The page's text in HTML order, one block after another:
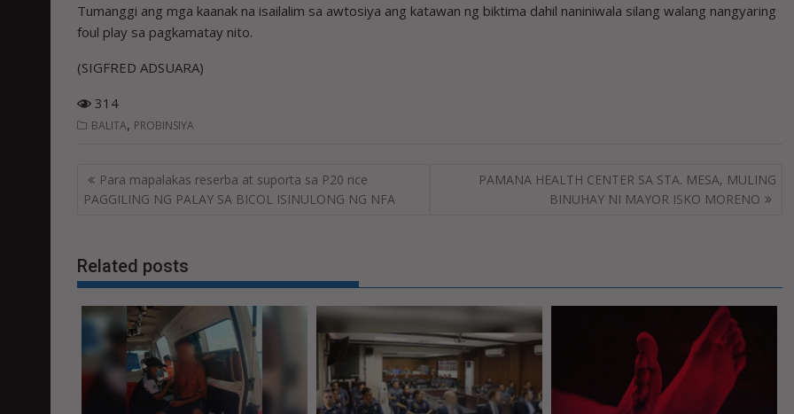
Tumanggi ang mga kaanak na isailalim sa awtosiya ang katawan ng biktima dahil naniniwala silang walang nangyaring
foul play sa pagkamatay nito.
(SIGFRED ADSUARA)
314
BALITA, PROBINSIYA
Post
navigation
Para mapalakas reserba at suporta sa P20 rice
PAGGILING NG PALAY SA BICOL ISINULONG NG NFA
PAMANA HEALTH CENTER SA STA. MESA, MULING
BINUHAY NI MAYOR ISKO MORENO
Related posts